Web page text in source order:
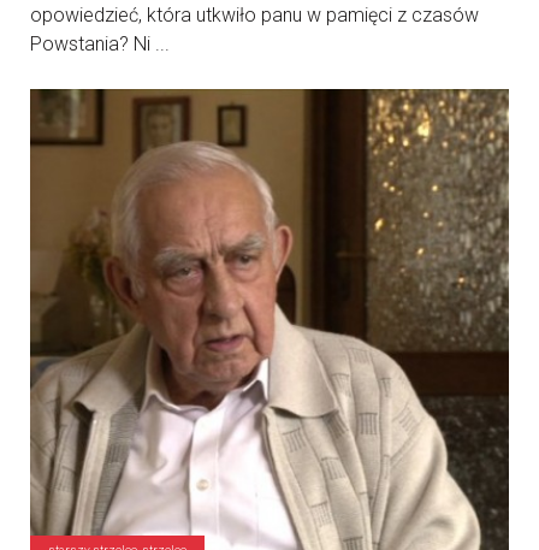
opowiedzieć, która utkwiło panu w pamięci z czasów
Powstania? Ni ...